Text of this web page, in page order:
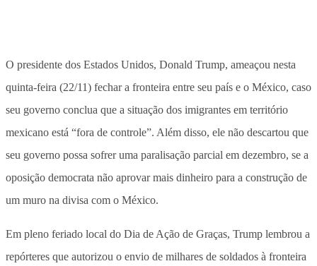
O presidente dos Estados Unidos, Donald Trump, ameaçou nesta
quinta-feira (22/11) fechar a fronteira entre seu país e o México, caso
seu governo conclua que a situação dos imigrantes em território
mexicano está “fora de controle”. Além disso, ele não descartou que
seu governo possa sofrer uma paralisação parcial em dezembro, se a
oposição democrata não aprovar mais dinheiro para a construção de
um muro na divisa com o México.
Em pleno feriado local do Dia de Ação de Graças, Trump lembrou a
repórteres que autorizou o envio de milhares de soldados à fronteira